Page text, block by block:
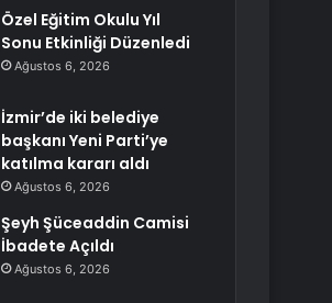
Özel Eğitim Okulu Yıl
Sonu Etkinliği Düzenledi
Ağustos 6, 2026
İzmir’de iki belediye
başkanı Yeni Parti’ye
katılma kararı aldı
Ağustos 6, 2026
Şeyh Şüceaddin Camisi
İbadete Açıldı
Ağustos 6, 2026